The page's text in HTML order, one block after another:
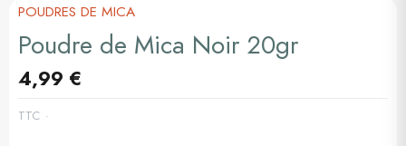
POUDRES DE MICA
Poudre de Mica Noir 20gr
4,99 €
TTC